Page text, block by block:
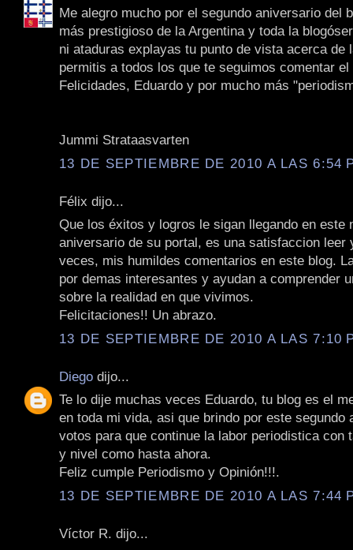
Me alegro mucho por el segundo aniversario del
más prestigioso de la Argentina y toda la
ni ataduras explayas tu punto de vista acerca de
permitis a todos los que te seguimos comentar el
Felicidades, Eduardo y por mucho más
Jummi Strataasvarten
13 DE SEPTIEMBRE DE 2010 A LAS 6:54
Félix dijo...
Que los éxitos y logros le sigan llegando en este
aniversario de su portal, es una satisfaccion leer
veces, mis humildes comentarios en este blog.
por demas interesantes y ayudan a comprender
sobre la realidad en que vivimos.
Felicitaciones!! Un abrazo.
13 DE SEPTIEMBRE DE 2010 A LAS 7:10
Diego dijo...
Te lo dije muchas veces Eduardo, tu blog es el
en toda mi vida, asi que brindo por este segundo
votos para que continue la labor periodistica con
y nivel como hasta ahora.
Feliz cumple Periodismo y Opinión!!!.
13 DE SEPTIEMBRE DE 2010 A LAS 7:44
Víctor R. dijo...